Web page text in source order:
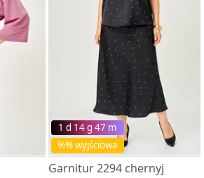
%% wyjściowa
1 d 14 g 47 m
Garnitur 2294 chernyj